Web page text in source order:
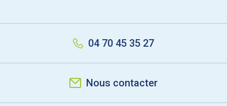
04 70 45 35 27
Nous contacter